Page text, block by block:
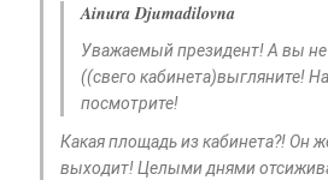
Ainura Djumadilovna
Уважаемый президент! А вы не
((свего кабинета)выгляните!
посмотрите!
Какая площадь из кабинета?! Он
выходит! Целыми днями